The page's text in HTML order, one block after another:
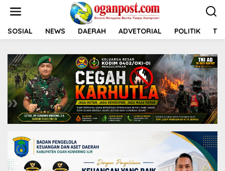
t
SOSIAL NEWS DAERAH ADVETORIAL POLITIK